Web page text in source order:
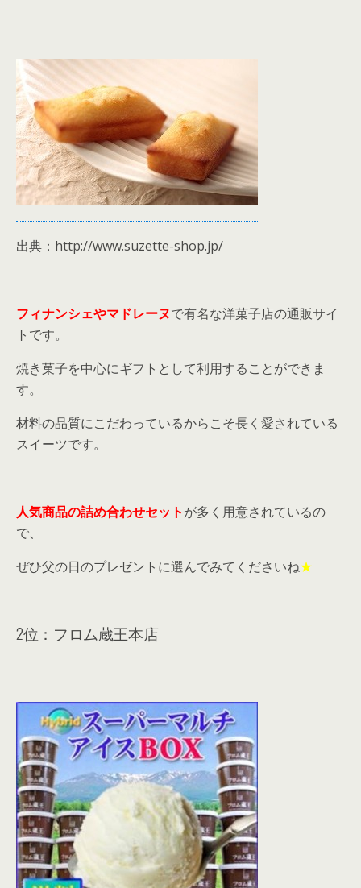
出典：http://www.suzette-shop.jp/
フィナンシェやマドレーヌで有名な洋菓子店の通販サイ
トです。
焼き菓子を中心にギフトとして利用することができま
す。
材料の品質にこだわっているからこそ長く愛されている
スイーツです。
人気商品の詰め合わせセットが多く用意されているの
で、
ぜひ父の日のプレゼントに選んでみてくださいね★
2位：フロム蔵王本店